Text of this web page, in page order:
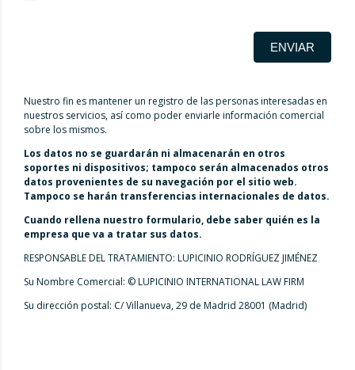
Nuestro fin es mantener un registro de las personas interesadas en
nuestros servicios, así como poder enviarle información comercial
sobre los mismos.
Los datos no se guardarán ni almacenarán en otros
soportes ni dispositivos; tampoco serán almacenados otros
datos provenientes de su navegación por el sitio web.
Tampoco se harán transferencias internacionales de datos.
Cuando rellena nuestro formulario, debe saber quién es la
empresa que va a tratar sus datos.
RESPONSABLE DEL TRATAMIENTO: LUPICINIO RODRÍGUEZ JIMÉNEZ
Su Nombre Comercial: © LUPICINIO INTERNATIONAL LAW FIRM
Su dirección postal: C/ Villanueva, 29 de Madrid 28001 (Madrid)
ENVIAR